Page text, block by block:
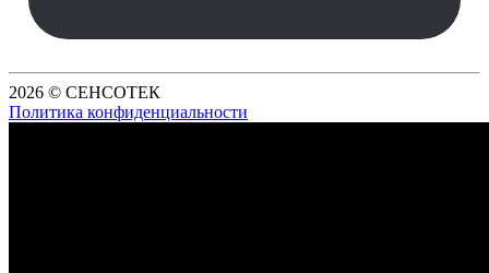
2026 © СЕНСОТЕК
Политика конфиденциальности